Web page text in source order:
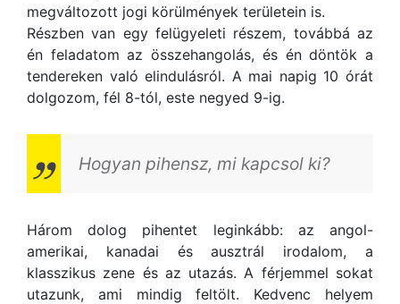
megváltozott jogi körülmények területein is.
Részben van egy felügyeleti részem, továbbá az
én feladatom az összehangolás, és én döntök a
tendereken való elindulásról. A mai napig 10 órát
dolgozom, fél 8-tól, este negyed 9-ig.
Hogyan pihensz, mi kapcsol ki?
Három dolog pihentet leginkább: az angol-
amerikai, kanadai és ausztrál irodalom, a
klasszikus zene és az utazás. A férjemmel sokat
utazunk, ami mindig feltölt. Kedvenc helyem